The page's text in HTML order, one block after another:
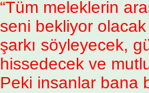
“Tüm meleklerin
seni bekliyor
şarkı söyleyecek,
hissedecek ve
Peki insanlar bana